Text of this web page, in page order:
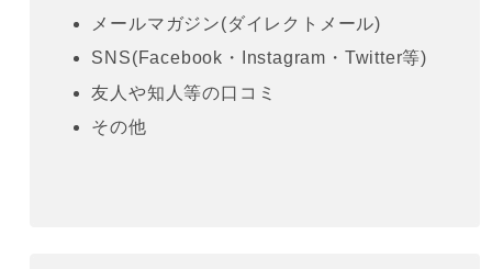
メールマガジン(ダイレクトメール)
SNS(Facebook・Instagram・Twitter等)
友人や知人等の口コミ
その他